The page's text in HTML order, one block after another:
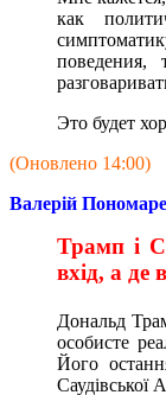
как
Это будет
(Оновлено 14:00)
Валерій
Трамп і
вхід, а де
Дональд
особисте
Його
Саудівської